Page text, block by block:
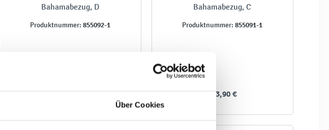
Über Cookies
Bahamabezug, D
Produktnummer: 855092-1
188,90 €
Bahamabezug, C
Produktnummer: 855091-1
153,90 €